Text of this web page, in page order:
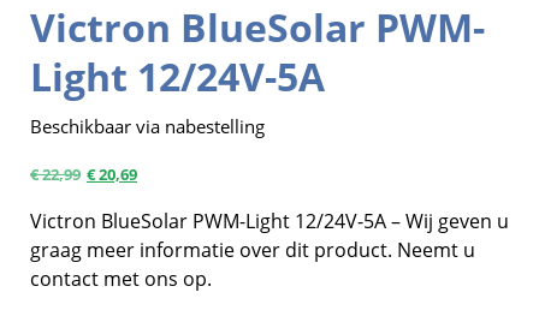
Victron BlueSolar PWM-
Light 12/24V-5A
Beschikbaar via nabestelling
€22,99 €20,69
Victron BlueSolar PWM-Light 12/24V-5A – Wij geven u
graag meer informatie over dit product. Neemt u
contact met ons op.